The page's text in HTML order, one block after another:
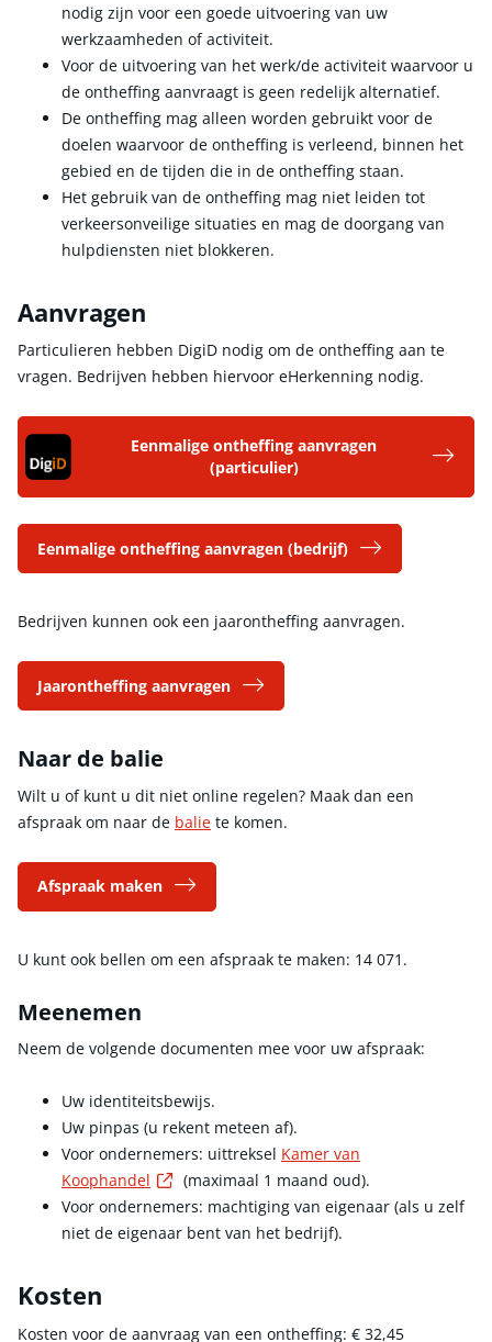
nodig zijn voor een goede uitvoering van uw
werkzaamheden of activiteit.
Voor de uitvoering van het werk/de activiteit waarvoor u
de ontheffing aanvraagt is geen redelijk alternatief.
De ontheffing mag alleen worden gebruikt voor de
doelen waarvoor de ontheffing is verleend, binnen het
gebied en de tijden die in de ontheffing staan.
Het gebruik van de ontheffing mag niet leiden tot
verkeersonveilige situaties en mag de doorgang van
hulpdiensten niet blokkeren.
Aanvragen
Particulieren hebben DigiD nodig om de ontheffing aan te
vragen. Bedrijven hebben hiervoor eHerkenning nodig.
Eenmalige ontheffing aanvragen
(particulier)
Eenmalige ontheffing aanvragen (bedrijf)
Bedrijven kunnen ook een jaarontheffing aanvragen.
Jaarontheffing aanvragen
Naar de balie
Wilt u of kunt u dit niet online regelen? Maak dan een
afspraak om naar de balie te komen.
Afspraak maken
U kunt ook bellen om een afspraak te maken: 14 071.
Meenemen
Neem de volgende documenten mee voor uw afspraak:
Uw identiteitsbewijs.
Uw pinpas (u rekent meteen af).
Voor ondernemers: uittreksel Kamer van
Koophandel
Externe link
(maximaal 1 maand oud).
Voor ondernemers: machtiging van eigenaar (als u zelf
niet de eigenaar bent van het bedrijf).
Kosten
Kosten voor de aanvraag van een ontheffing: € 32,45